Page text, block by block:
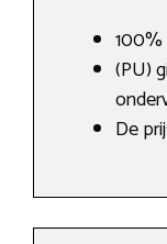
(PU)
De